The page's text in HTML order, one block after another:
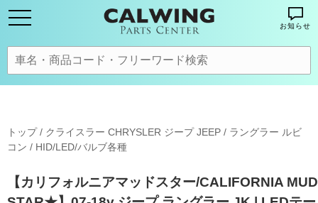
お知らせ
トップ/ クライスラー CHRYSLER ジープ JEEP / ラングラー ルビ
コン / HID/LED/バルブ各種
【カリフォルニアマッドスター/CALIFORNIA MUD